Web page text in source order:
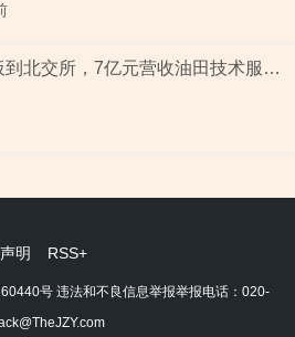
从主板到北交所，7亿元营收油田技术服务商两次撤单，募投项目必要性与核心技术竞争力遭“拷问”
明 RSS+
号 违法和不良信息举报举报电话：020-